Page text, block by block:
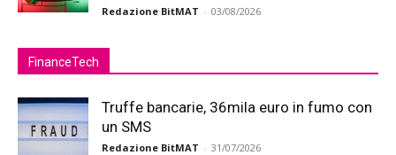
Redazione BitMAT - 03/08/2026
FinanceTech
Truffe bancarie, 36mila euro in fumo con
un SMS
Redazione BitMAT - 31/07/2026